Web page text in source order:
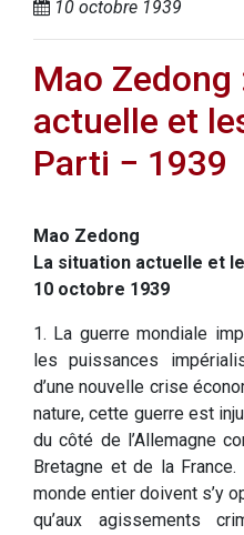
10 octobre 1939
Mao
actuelle et
Parti − 1939
Mao Zedong
La situation actuelle et
10 octobre 1939
1. La guerre mondiale
les puissances
d’une nouvelle crise
nature, cette guerre est
du côté de l’Allemagne
Bretagne et de la
monde entier doivent s’y
qu’aux agissements